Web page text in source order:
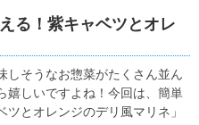
る！紫キャベツとオレ
しそうなお惣菜がたくさん並ん
嬉しいですよね！今回は、簡単
とオレンジのデリ風マリネ」